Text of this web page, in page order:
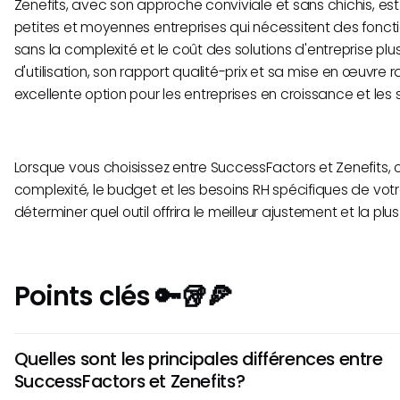
Zenefits, avec son approche conviviale et sans chichis,
petites et moyennes entreprises qui nécessitent des
sans la complexité et le coût des solutions d'entreprise
d'utilisation, son rapport qualité-prix et sa mise en œuvre
excellente option pour les entreprises en croissance et les
Lorsque vous choisissez entre SuccessFactors et Zenefits,
complexité, le budget et les besoins RH spécifiques de
déterminer quel outil offrira le meilleur ajustement et la
Points clés 🔑🥡🍕
Quelles sont les principales différences entre
SuccessFactors et Zenefits?